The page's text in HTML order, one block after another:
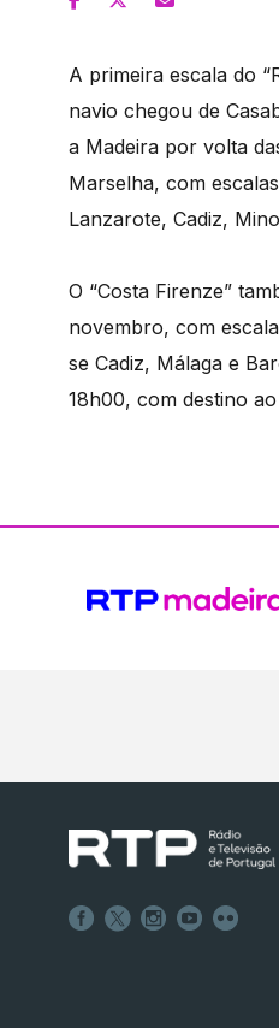
A primeira escala do
navio chegou de
a Madeira por volta
Marselha, com
Lanzarote, Cadiz,
O “Costa Firenze”
novembro, com
se Cadiz, Málaga e
18h00, com destino